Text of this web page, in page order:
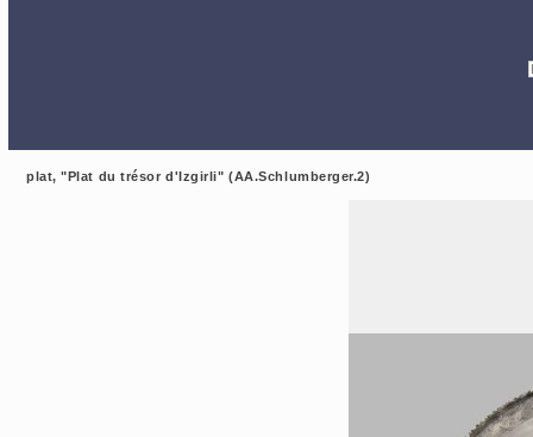
plat, "Plat du trésor d'Izgirli" (AA.Schlumberger.2)